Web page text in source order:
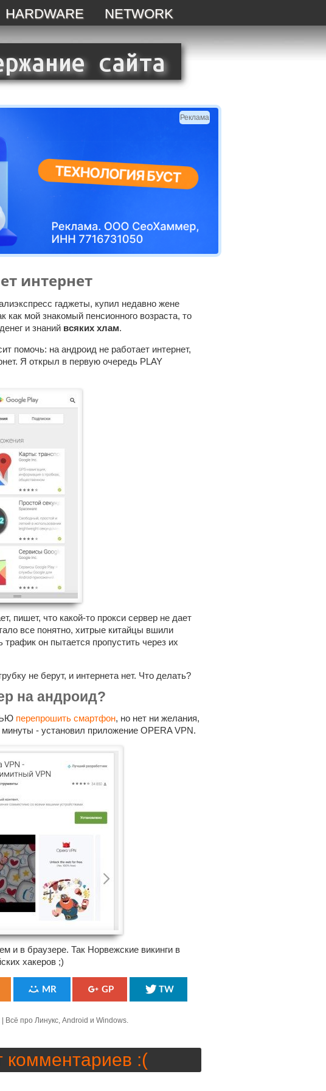
HARDWARE NETWORK
Реклама
интернет
гаджеты, купил недавно жене
мой знакомый пенсионного возраста, то
и знаний всяких хлам.
помочь: на андроид не работает интернет,
Я открыл в первую очередь PLAY
пишет, что какой-то прокси сервер не дает
все понятно, хитрые китайцы вшили
трафик он пытается пропустить через их
не берут, и интернета нет. Что делать?
на андроид?
перепрошить смартфон, но нет ни желания,
- установил приложение OPERA VPN.
и в браузере. Так Норвежские викинги в
хакеров ;)
MR GP TW
Всё про Линукс, Android и Windows.
комментариев :(